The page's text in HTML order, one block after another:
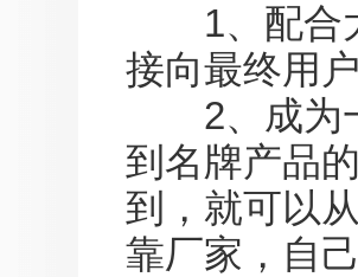
1、配合大
接向最终用
2、成为一
到名牌产品
到，就可以
靠厂家，自